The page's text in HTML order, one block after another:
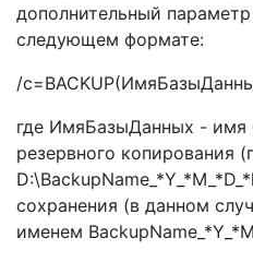
дополнительный
следующем формате:
/
где ИмяБазыДанных - имя
резервного копирования
сохранения (в данном
именем